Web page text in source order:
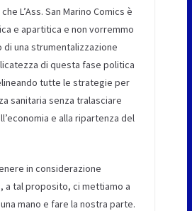
L’Ass. San Marino Comics è
e apartitica e non vorremmo
una strumentalizzazione
di questa fase politica
tutte le strategie per
sanitaria senza tralasciare
e alla ripartenza del
in considerazione
a tal proposito, ci mettiamo a
mano e fare la nostra parte.